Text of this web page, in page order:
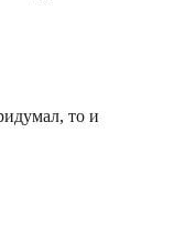
то и